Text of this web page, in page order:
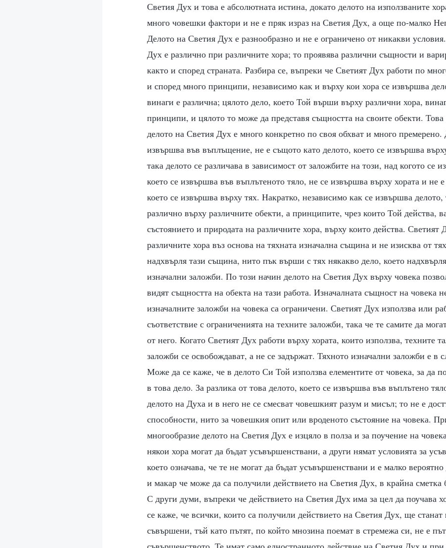
Светия Дух и това е абсолютната истина, докато делото на използваните
много човешки фактори и не е пряк израз на Светия Дух, а още по-малко
Делото на Светия Дух е разнообразно и не е ограничено от никакви
Дух е различно при различните хора; то проявява различни същности и
както и според страната. Разбира се, въпреки че Светият Дух работи по
и според много принципи, независимо как и върху кои хора се извършва
винаги е различна; цялото дело, което Той върши върху различни хора,
принципи, и цялото то може да представя същността на своите обекти. Това
делото на Светия Дух е много конкретно по своя обхват и много премерено.
извършва във въплъщение, не е същото като делото, което се извършва
така делото се различава в зависимост от заложбите на този, над когото се
което се извършва във въплътеното тяло, не се извършва върху хората и не
което се извършва върху тях. Накратко, независимо как се извършва
различно върху различните обекти, а принципите, чрез които Той действа,
състоянието и природата на различните хора, върху които действа. Светият
различните хора въз основа на тяхната изначална същина и не изисква от
надхвърля тази същина, нито пък върши с тях някакво дело, което
изначални заложби. По този начин делото на Светия Дух върху човека
видят същността на обекта на тази работа. Изначалната същност на човека
изначалните заложби на човека са ограничени. Светият Дух използва или
съответствие с ограниченията на техните заложби, така че те самите да
от него. Когато Светият Дух работи върху хората, които използва, техните
заложби се освобождават, а не се задържат. Тяхното изначални заложби е в
Може да се каже, че в делото Си Той използва елементите от човека, за да
в това дело. За разлика от това делото, което се извършва във въплътено
делото на Духа и в него не се смесват човешкият разум и мисъл; то не е
способности, нито за човешкия опит или вроденото състояние на човека.
многообразие делото на Светия Дух е изцяло в полза и за поучение на
някои хора могат да бъдат усъвършенствани, а други нямат условията за
което означава, че те не могат да бъдат усъвършенствани и е малко
и макар че може да са получили действието на Светия Дух, в крайна сметка
С други думи, въпреки че действието на Светия Дух има за цел да поучава
се каже, че всички, които са получили действието на Светия Дух, ще станат
съвършени, тъй като пътят, по който мнозина поемат в стремежа си, не е